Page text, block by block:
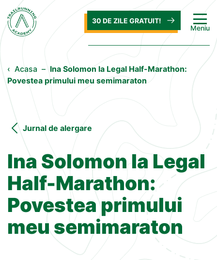
Meniu
30 DE ZILE GRATUIT!
‹ Acasa – Ina Solomon la Legal Half-Marathon:
Povestea primului meu semimaraton
Jurnal de alergare
Ina Solomon la Legal
Half-Marathon:
Povestea primului
meu semimaraton